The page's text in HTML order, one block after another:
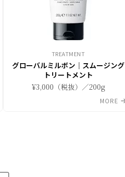
TREATMENT
グローバルミルボン｜スムージング
トリートメント
¥3,000（税抜）／200g
MORE